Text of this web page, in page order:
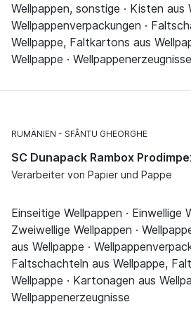
Wellpappen, sonstige · Kisten aus
Wellpappenverpackungen ·
Wellpappe, Faltkartons aus
Wellpappe · Wellpappenerzeugnisse
RUMÄNIEN SFÂNTU GHEORGHE
SC Dunapack Rambox
Verarbeiter von Papier und Pappe
Einseitige Wellpappen · Einwellige
Zweiwellige Wellpappen ·
aus Wellpappe ·
Faltschachteln aus Wellpappe,
Wellpappe · Kartonagen aus
Wellpappenerzeugnisse